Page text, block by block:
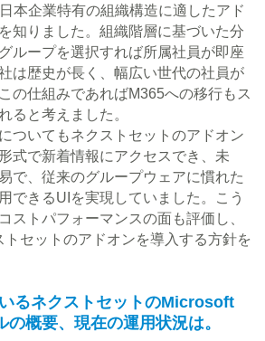
本企業特有の組織構造に適したアド
知りました。組織階層に基づいた分
ループを選択すれば所属社員が即座
は歴史が長く、幅広い世代の社員が
の仕組みであればM365への移行もス
ると考えました。
ついてもネクストセットのアドオン
式で新着情報にアクセスでき、未
で、従来のグループウェアに慣れた
できるUIを実現していました。こう
ストパフォーマンスの面も評価し、
トセットのアドオンを導入する方針を
るネクストセットのMicrosoft
概要、現在の運用状況は。